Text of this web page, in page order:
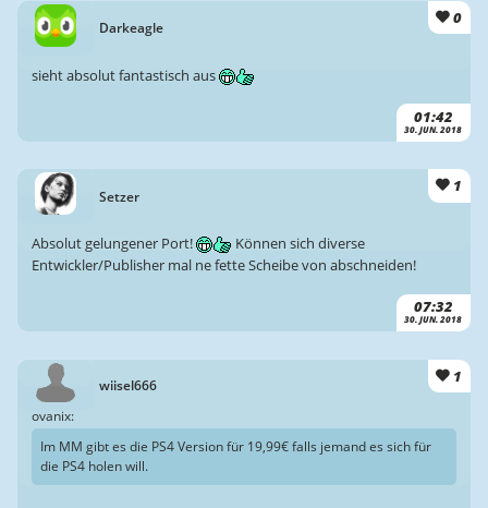
Darkeagle
0
01:42
30. JUN. 2018
sieht absolut fantastisch aus
Setzer
1
07:32
30. JUN. 2018
Absolut gelungener Port!
Können sich diverse
Entwickler/Publisher mal ne fette Scheibe von abschneiden!
wiisel666 1
ovanix:
Im MM gibt es die PS4 Version für 19,99€ falls jemand es sich für
die PS4 holen will.